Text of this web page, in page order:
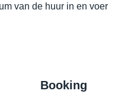
van de huur in en voer
Booking